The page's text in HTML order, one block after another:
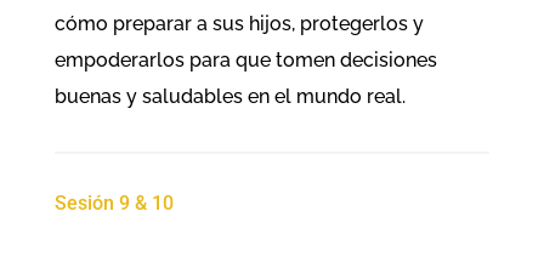
cómo preparar a sus hijos, protegerlos y
empoderarlos para que tomen decisiones
buenas y saludables en el mundo real.
Sesión 9 & 10